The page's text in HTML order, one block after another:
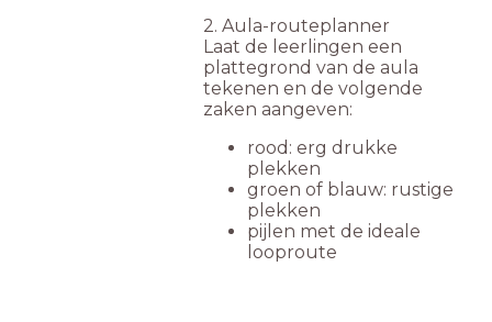
2. Aula-routeplanner
Laat de leerlingen een
plattegrond van de aula
tekenen en de volgende
zaken aangeven:
rood: erg drukke
plekken
groen of blauw: rustige
plekken
pijlen met de ideale
looproute